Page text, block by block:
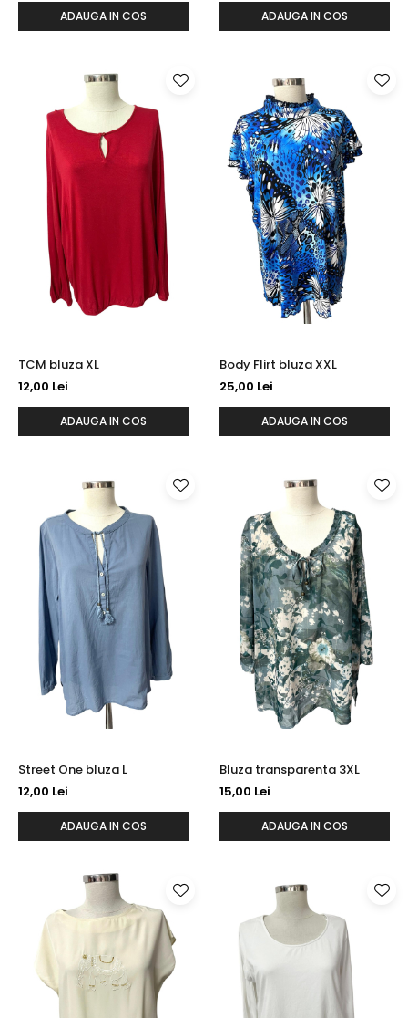
ADAUGA IN COS ADAUGA IN COS
TCM bluza XL
12,00 Lei
ADAUGA IN COS
Body Flirt bluza XXL
25,00 Lei
ADAUGA IN COS
Street One bluza L
12,00 Lei
ADAUGA IN COS
Bluza transparenta 3XL
15,00 Lei
ADAUGA IN COS